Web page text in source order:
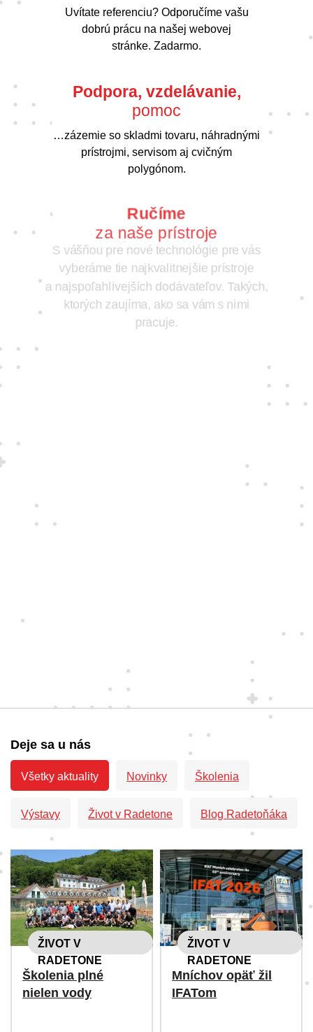
Uvítate referenciu? Odporučíme vašu
dobrú prácu na našej webovej
stránke. Zadarmo.
Podpora, vzdelávanie,
pomoc
…zázemie so skladmi tovaru, náhradnými
prístrojmi, servisom aj cvičným
polygónom.
Ručíme
za naše prístroje
S vášňou pre nové technológie pre vás
vyberáme tie najkvalitnejšie prístroje
a najspoľahlivejších dodávateľov. Takých,
ktorých zaujíma, ako sa vám s nimi
pracuje.
Deje sa u nás
Všetky aktuality Novinky Školenia
Výstavy Život v Radetone Blog Radetoňáka
ŽIVOT V
RADETONE
Školenia plné
nielen vody
ŽIVOT V
RADETONE
Mníchov opäť žil
IFATom